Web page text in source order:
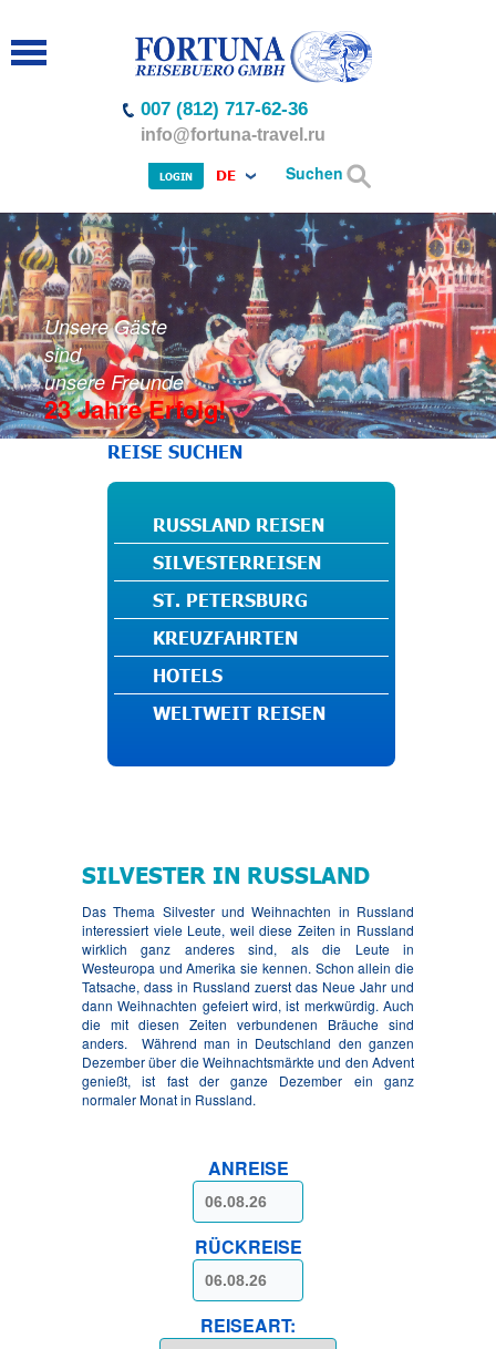
Suchen
007 (812) 717-62-36
info@fortuna-travel.ru
LOGIN DE
Unsere Gäste
sind
unsere Freunde
23 Jahre Erfolg!
REISE SUCHEN
RUSSLAND REISEN
SILVESTERREISEN
ST. PETERSBURG
KREUZFAHRTEN
HOTELS
WELTWEIT REISEN
SILVESTER IN RUSSLAND
Das Thema Silvester und Weihnachten in Russland
interessiert viele Leute, weil diese Zeiten in Russland
wirklich ganz anderes sind, als die Leute in
Westeuropa und Amerika sie kennen. Schon allein die
Tatsache, dass in Russland zuerst das Neue Jahr und
dann Weihnachten gefeiert wird, ist merkwürdig. Auch
die mit diesen Zeiten verbundenen Bräuche sind
anders. Während man in Deutschland den ganzen
Dezember über die Weihnachtsmärkte und den Advent
genießt, ist fast der ganze Dezember ein ganz
normaler Monat in Russland.
ANREISE
RÜCKREISE
REISEART: